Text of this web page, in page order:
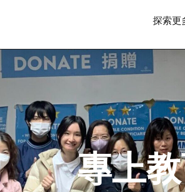
探索更
專上